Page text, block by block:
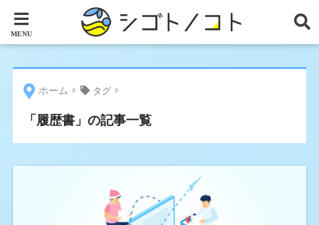
ホーム タグ
「履歴書」の記事一覧